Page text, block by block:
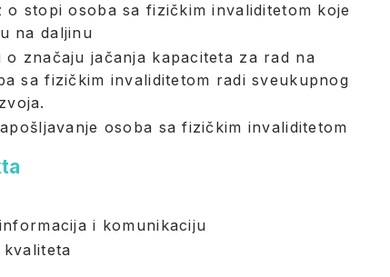
o stopi osoba sa fizičkim invaliditetom koje
na daljinu
o značaju jačanja kapaciteta za rad na
sa fizičkim invaliditetom radi sveukupnog
osoba sa fizičkim invaliditetom
i komunikaciju